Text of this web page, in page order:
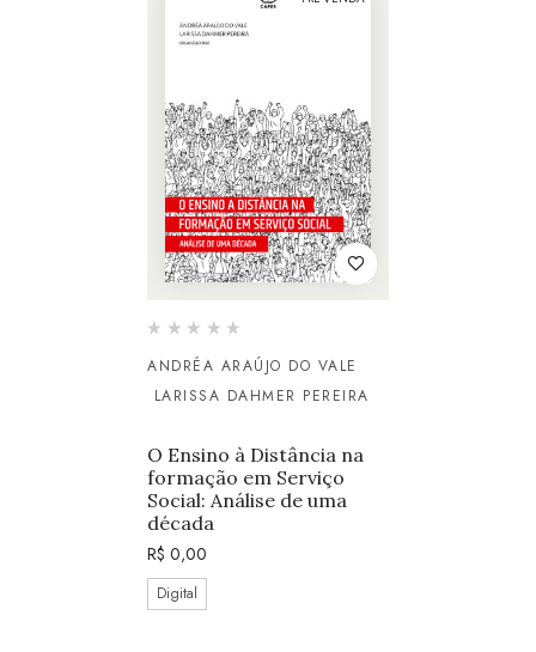
ANDRÉA ARAÚJO DO VALE
LARISSA DAHMER PEREIRA
O Ensino à Distância na
formação em Serviço
Social: Análise de uma
década
R$ 0,00
Digital